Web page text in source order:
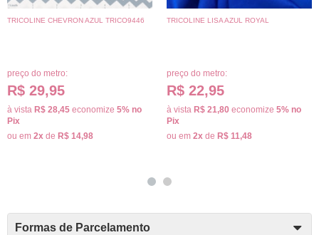
TRICOLINE CHEVRON AZUL TRICO9446
preço do metro:
R$ 29,95
à vista R$ 28,45 economize 5% no
Pix
ou em 2x de R$ 14,98
TRICOLINE LISA AZUL ROYAL
preço do metro:
R$ 22,95
à vista R$ 21,80 economize 5% no
Pix
ou em 2x de R$ 11,48
Formas de Parcelamento